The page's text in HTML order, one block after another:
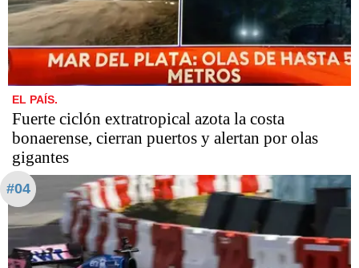
EL PAÍS.
Fuerte ciclón extratropical azota la costa
bonaerense, cierran puertos y alertan por olas
gigantes
#04